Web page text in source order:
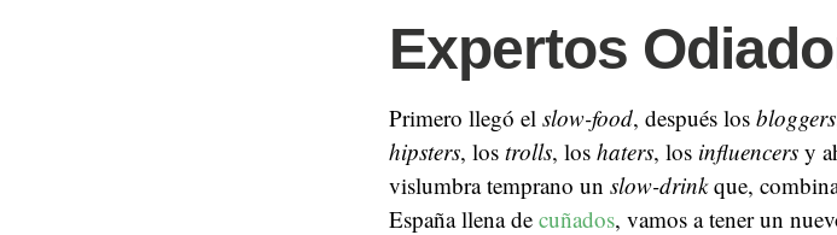
Expertos
Primero llegó el slow-food, después los bloggers
hipsters, los trolls, los haters, los influencers y
vislumbra temprano un slow-drinkque,
España llena de cuñados, vamos a tener un